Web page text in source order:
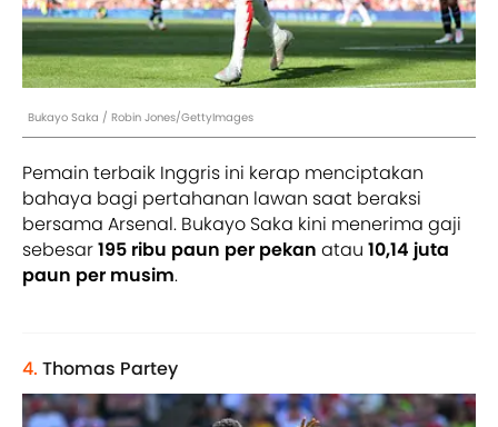
Bukayo Saka / Robin Jones/GettyImages
Pemain terbaik Inggris ini kerap menciptakan
bahaya bagi pertahanan lawan saat beraksi
bersama Arsenal. Bukayo Saka kini menerima gaji
sebesar195 ribu paun per pekan atau 10,14 juta
paun per musim.
4. Thomas Partey